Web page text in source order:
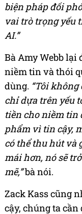
biện pháp đối
vai trò trọng yếu
AI.”
Bà Amy Webb lại
niềm tin và thói
dùng. “Tôi
chỉ dựa trên yếu
tiền cho niềm tin
phẩm vì tin cậy,
có thể thu hút và
mái hơn, nó sẽ
mẽ,”bà nói.
Zack Kass cũng
cậy, chúng ta